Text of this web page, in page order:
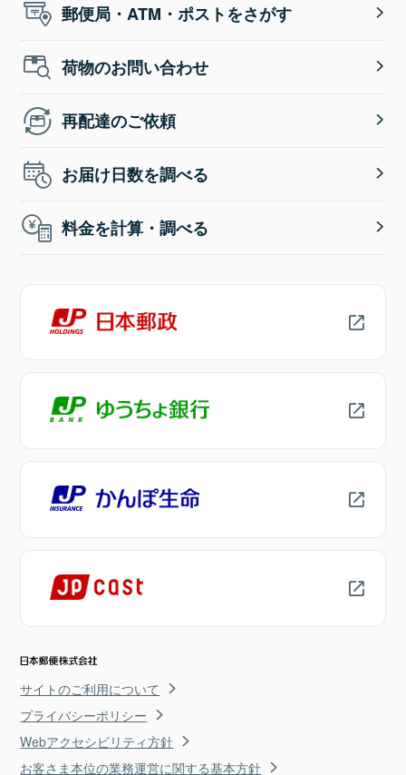
郵便局・ATM・ポストをさがす
荷物のお問い合わせ
再配達のご依頼
お届け日数を調べる
料金を計算・調べる
サイトのご利用について
プライバシーポリシー
Webアクセシビリティ方針
お客さま本位の業務運営に関する基本方針